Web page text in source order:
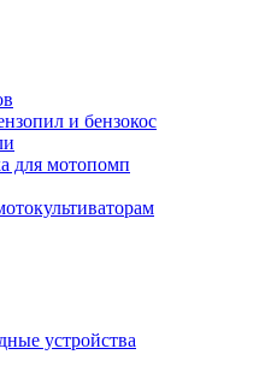
и бензокос
для мотопомп
устройства